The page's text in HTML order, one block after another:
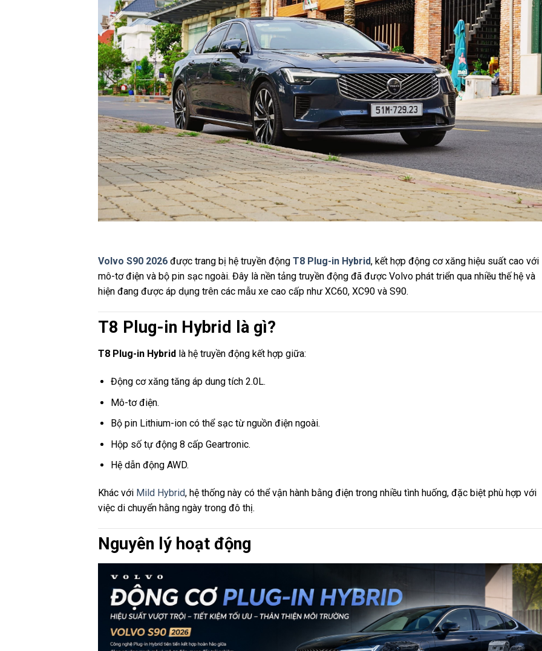
Volvo S90 2026 được trang bị hệ truyền động T8 Plug-in Hybrid, kết hợp động cơ xăng hiệu suất cao với
mô-tơ điện và bộ pin sạc ngoài. Đây là nền tảng truyền động đã được Volvo phát triển qua nhiều thế hệ và
hiện đang được áp dụng trên các mẫu xe cao cấp như XC60, XC90 và S90.
T8 Plug-in Hybrid là gì?
T8 Plug-in Hybrid là hệ truyền động kết hợp giữa:
Động cơ xăng tăng áp dung tích 2.0L.
Mô-tơ điện.
Bộ pin Lithium-ion có thể sạc từ nguồn điện ngoài.
Hộp số tự động 8 cấp Geartronic.
Hệ dẫn động AWD.
Khác với Mild Hybrid, hệ thống này có thể vận hành bằng điện trong nhiều tình huống, đặc biệt phù hợp với
việc di chuyển hằng ngày trong đô thị.
Nguyên lý hoạt động